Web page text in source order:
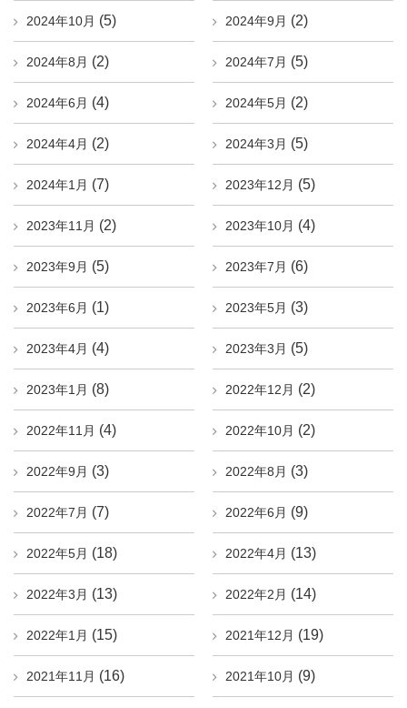
2024年10月 (5) 2024年9月 (2)
2024年8月 (2) 2024年7月 (5)
2024年6月 (4) 2024年5月 (2)
2024年4月 (2) 2024年3月 (5)
2024年1月 (7) 2023年12月 (5)
2023年11月 (2) 2023年10月 (4)
2023年9月 (5) 2023年7月 (6)
2023年6月 (1) 2023年5月 (3)
2023年4月 (4) 2023年3月 (5)
2023年1月 (8) 2022年12月 (2)
2022年11月 (4) 2022年10月 (2)
2022年9月 (3) 2022年8月 (3)
2022年7月 (7) 2022年6月 (9)
2022年5月 (18) 2022年4月 (13)
2022年3月 (13) 2022年2月 (14)
2022年1月 (15) 2021年12月 (19)
2021年11月 (16) 2021年10月 (9)